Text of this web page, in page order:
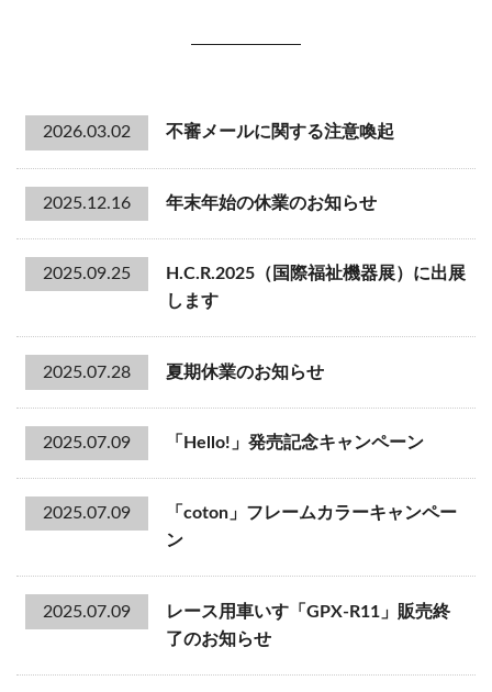
2026.03.02 不審メールに関する注意喚起
2025.12.16 年末年始の休業のお知らせ
2025.09.25
H.C.R.2025（国際福祉機器展）に出展
します
2025.07.28 夏期休業のお知らせ
2025.07.09 「Hello!」発売記念キャンペーン
2025.07.09
「coton」フレームカラーキャンペー
ン
2025.07.09
レース用車いす「GPX-R11」販売終
了のお知らせ